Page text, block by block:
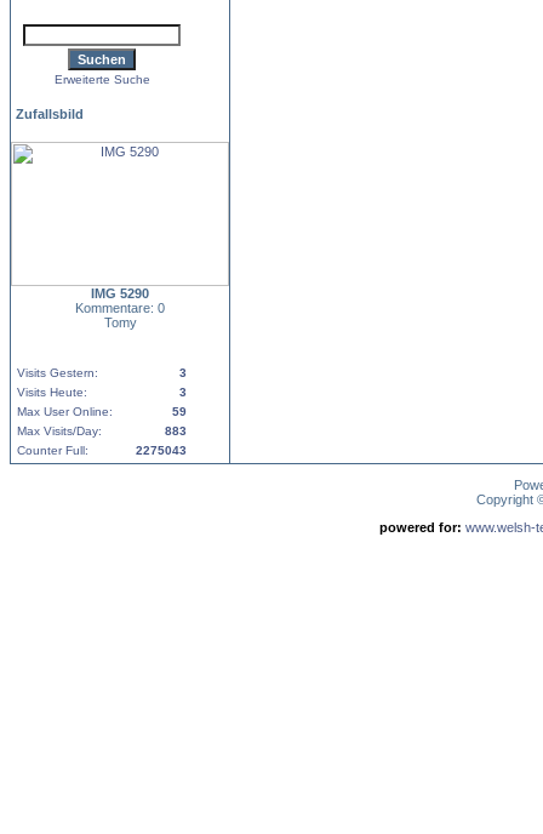
Erweiterte Suche
Zufallsbild
IMG 5290
Kommentare: 0
Tomy
Visits Gestern:
3
Visits Heute:
3
Max User Online:
59
Max Visits/Day:
883
Counter Full:
2275043
Copyright
powered for: www.welsh-